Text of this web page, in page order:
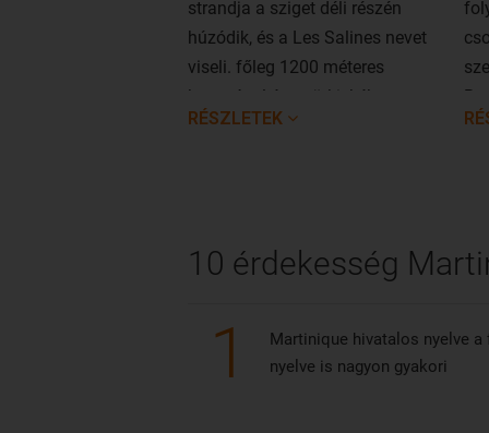
strandja a sziget déli részén
húzódik, és a Les Salines nevet
viseli. főleg 1200 méteres
hosszával és a türkizkék tenger
mosta, finom homokos partjával
RÉSZLETEK
10 érdekesség
1
Martinique hivatalos nyelve
nyelve is nagyon gyakori